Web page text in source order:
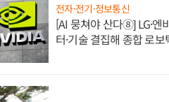
전자·전기·정보통신
[AI 뭉쳐야 산다⑧] LG·엔
터·기술 결집해 종합 로